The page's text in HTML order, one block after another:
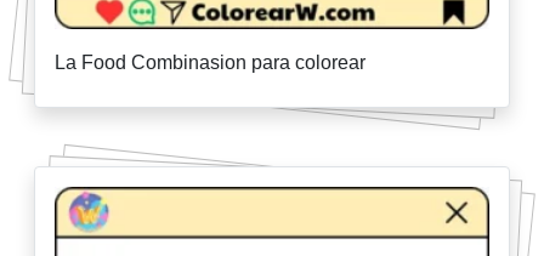
La Food Combinasion para colorear